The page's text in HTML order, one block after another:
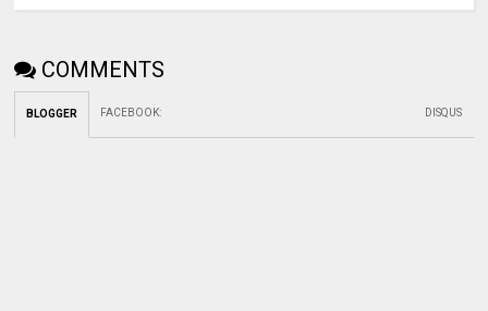
COMMENTS
BLOGGER FACEBOOK: DISQUS